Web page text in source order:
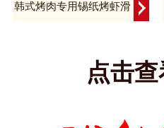
韩式烤肉专用锡纸烤虾滑
点击